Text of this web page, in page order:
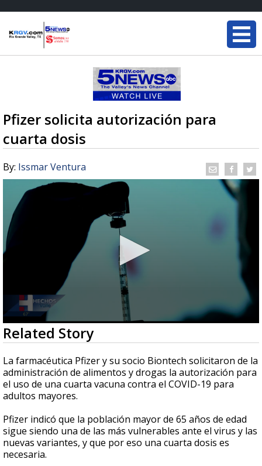
Pfizer solicita autorización para
cuarta dosis
By: Issmar Ventura
0
seconds
of
1
minute,
8
seconds
Related Story
La farmacéutica Pfizer y su socio Biontech solicitaron de la
administración de alimentos y drogas la autorización para
el uso de una cuarta vacuna contra el COVID-19 para
adultos mayores.
Pfizer indicó que la población mayor de 65 años de edad
sigue siendo una de las más vulnerables ante el virus y las
nuevas variantes, y que por eso una cuarta dosis es
necesaria.